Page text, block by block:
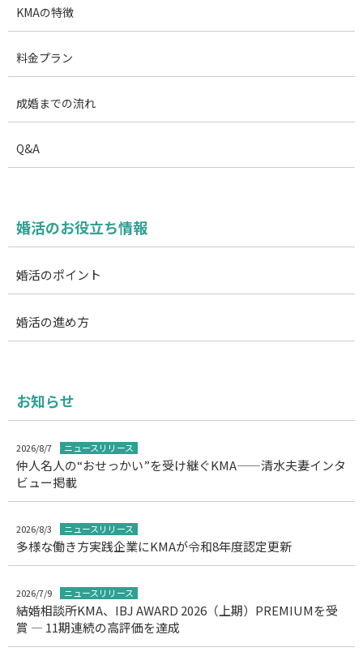
KMAの特徴
料金プラン
成婚までの流れ
Q&A
婚活のお役立ち情報
婚活のポイント
婚活の進め方
お知らせ
2026/8/7 ニュースリリース
仲人名人の“おせっかい”を受け継ぐKMA——清水夫妻インタ
ビュー掲載
2026/8/3 ニュースリリース
多様な働き方実践企業にKMAが令和8年度認定更新
2026/7/9 ニュースリリース
結婚相談所KMA、IBJ AWARD 2026（上期）PREMIUMを受
賞 ― 11期連続の高評価を達成